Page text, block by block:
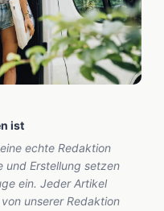
ist
echte Redaktion
und Erstellung setzen
ein. Jeder Artikel
unserer Redaktion